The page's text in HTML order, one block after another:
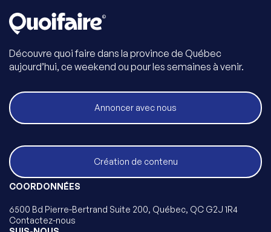
Découvre quoi faire dans la province de Québec
aujourd’hui, ce weekend ou pour les semaines à venir.
Annoncer avec nous
Création de contenu
COORDONNÉES
6500 Bd Pierre-Bertrand Suite 200, Québec, QC G2J 1R4
Contactez-nous